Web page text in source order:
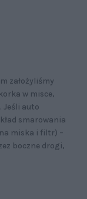
założyliśmy
w misce,
Jeśli auto
smarowania
miska i filtr) –
boczne drogi,